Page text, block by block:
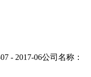
- 2017-06公司名称：